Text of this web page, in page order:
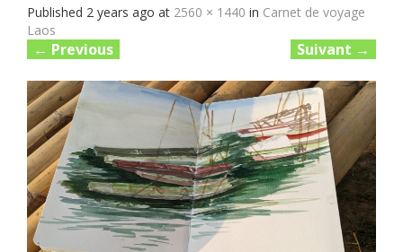
Published 2 years ago at 2560 × 1440 in Carnet de voyage
Laos
← Previous Suivant →